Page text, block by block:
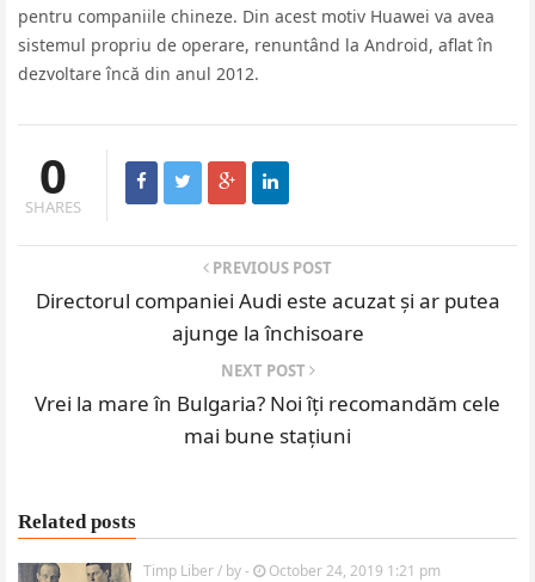
pentru companiile chineze. Din acest motiv Huawei va avea
sistemul propriu de operare, renuntând la Android, aflat în
dezvoltare încă din anul 2012.
0
SHARES
PREVIOUS POST
Directorul companiei Audi este acuzat și ar putea
ajunge la închisoare
NEXT POST
Vrei la mare în Bulgaria? Noi îți recomandăm cele
mai bune stațiuni
Related posts
Timp Liber/ by- October 24, 2019 1:21 pm